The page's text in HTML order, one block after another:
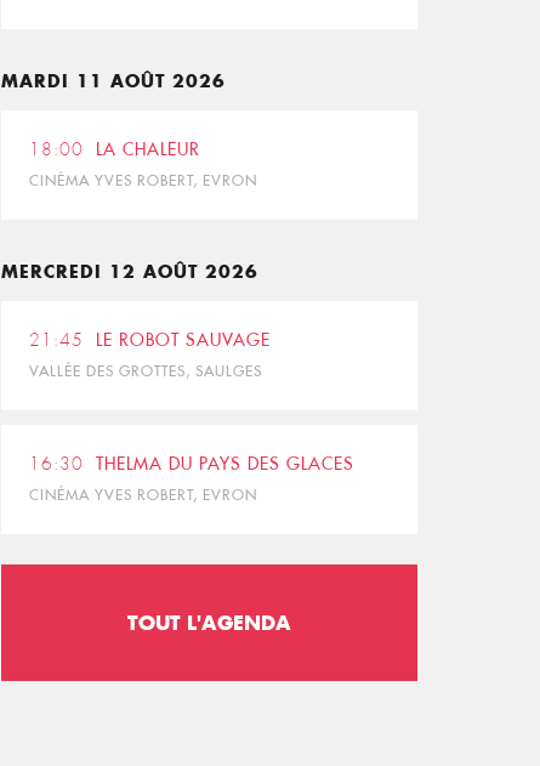
MARDI 11 AOÛT 2026
18:00 LA CHALEUR
CINÉMA YVES ROBERT, EVRON
MERCREDI 12 AOÛT 2026
21:45 LE ROBOT SAUVAGE
VALLÉE DES GROTTES, SAULGES
16:30 THELMA DU PAYS DES GLACES
CINÉMA YVES ROBERT, EVRON
TOUT L'AGENDA